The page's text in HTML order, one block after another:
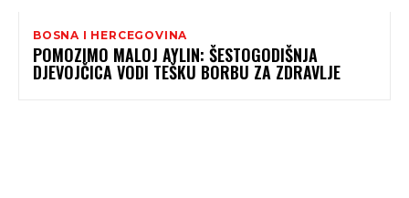
BOSNA I HERCEGOVINA
POMOZIMO MALOJ AYLIN: ŠESTOGODIŠNJA
DJEVOJČICA VODI TEŠKU BORBU ZA ZDRAVLJE